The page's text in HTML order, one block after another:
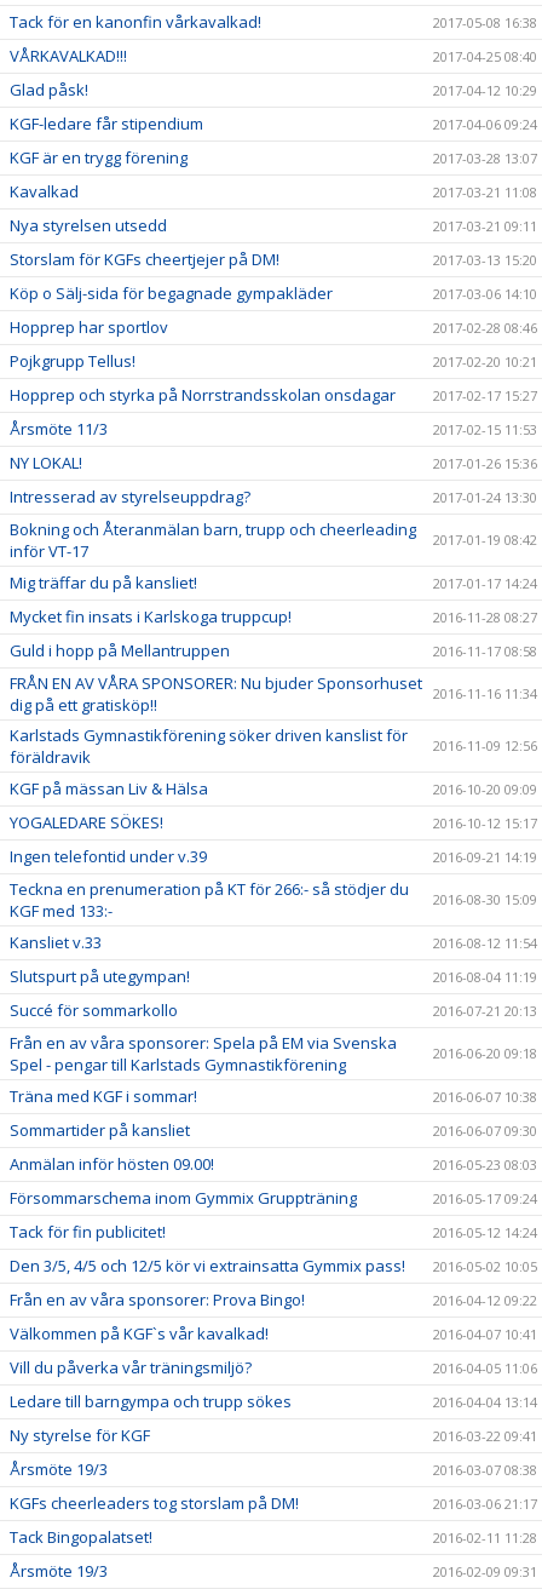
Tack för en kanonfin vårkavalkad! 2017-05-08 16:38
VÅRKAVALKAD!!! 2017-04-25 08:40
Glad påsk! 2017-04-12 10:29
KGF-ledare får stipendium 2017-04-06 09:24
KGF är en trygg förening 2017-03-28 13:07
Kavalkad 2017-03-21 11:08
Nya styrelsen utsedd 2017-03-21 09:11
Storslam för KGFs cheertjejer på DM! 2017-03-13 15:20
Köp o Sälj-sida för begagnade gympakläder 2017-03-06 14:10
Hopprep har sportlov 2017-02-28 08:46
Pojkgrupp Tellus! 2017-02-20 10:21
Hopprep och styrka på Norrstrandsskolan onsdagar 2017-02-17 15:27
Årsmöte 11/3 2017-02-15 11:53
NY LOKAL! 2017-01-26 15:36
Intresserad av styrelseuppdrag? 2017-01-24 13:30
Bokning och Återanmälan barn, trupp och cheerleading
inför VT-17
2017-01-19 08:42
Mig träffar du på kansliet! 2017-01-17 14:24
Mycket fin insats i Karlskoga truppcup! 2016-11-28 08:27
Guld i hopp på Mellantruppen 2016-11-17 08:58
FRÅN EN AV VÅRA SPONSORER: Nu bjuder Sponsorhuset
dig på ett gratisköp!!
2016-11-16 11:34
Karlstads Gymnastikförening söker driven kanslist för
föräldravik
2016-11-09 12:56
KGF på mässan Liv & Hälsa 2016-10-20 09:09
YOGALEDARE SÖKES! 2016-10-12 15:17
Ingen telefontid under v.39 2016-09-21 14:19
Teckna en prenumeration på KT för 266:- så stödjer du
KGF med 133:-
2016-08-30 15:09
Kansliet v.33 2016-08-12 11:54
Slutspurt på utegympan! 2016-08-04 11:19
Succé för sommarkollo 2016-07-21 20:13
Från en av våra sponsorer: Spela på EM via Svenska
Spel - pengar till Karlstads Gymnastikförening
2016-06-20 09:18
Träna med KGF i sommar! 2016-06-07 10:38
Sommartider på kansliet 2016-06-07 09:30
Anmälan inför hösten 09.00! 2016-05-23 08:03
Försommarschema inom Gymmix Gruppträning 2016-05-17 09:24
Tack för fin publicitet! 2016-05-12 14:24
Den 3/5, 4/5 och 12/5 kör vi extrainsatta Gymmix pass! 2016-05-02 10:05
Från en av våra sponsorer: Prova Bingo! 2016-04-12 09:22
Välkommen på KGF`s vår kavalkad! 2016-04-07 10:41
Vill du påverka vår träningsmiljö? 2016-04-05 11:06
Ledare till barngympa och trupp sökes 2016-04-04 13:14
Ny styrelse för KGF 2016-03-22 09:41
Årsmöte 19/3 2016-03-07 08:38
KGFs cheerleaders tog storslam på DM! 2016-03-06 21:17
Tack Bingopalatset! 2016-02-11 11:28
Årsmöte 19/3 2016-02-09 09:31